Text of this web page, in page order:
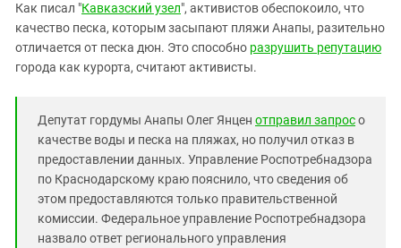
Чечня
Южная Осетия
Южный Кавказ
Как писал "Кавказский узел", активистов обеспокоило, что
качество песка, которым засыпают пляжи Анапы, разительно
отличается от песка дюн. Это способно разрушить репутацию
города как курорта, считают активисты.
Депутат гордумы Анапы Олег Янцен отправил запросо
качестве воды и песка на пляжах, но получил отказ в
предоставлении данных. Управление Роспотребнадзора
по Краснодарскому краю пояснило, что сведения об
этом предоставляются только правительственной
комиссии. Федеральное управление Роспотребнадзора
назвало ответ регионального управления